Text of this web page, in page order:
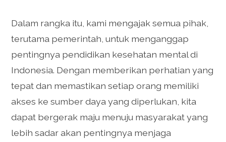
Dalam rangka itu, kami mengajak semua pihak,
terutama pemerintah, untuk menganggap
pentingnya pendidikan kesehatan mental di
Indonesia. Dengan memberikan perhatian yang
tepat dan memastikan setiap orang memiliki
akses ke sumber daya yang diperlukan, kita
dapat bergerak maju menuju masyarakat yang
lebih sadar akan pentingnya menjaga